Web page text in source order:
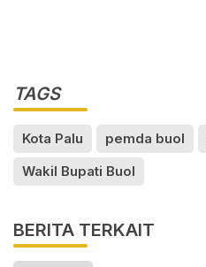
TAGS
Kota Palu pemda buol
Wakil Bupati Buol
BERITA TERKAIT